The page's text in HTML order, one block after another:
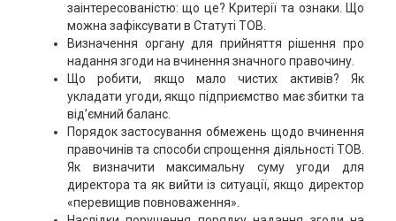
заінтересованістю: що це? Критерії та ознаки. Що
можна зафіксувати в Статуті ТОВ.
Визначення органу для прийняття рішення про
надання згоди на вчинення значного правочину.
Що робити, якщо мало чистих активів? Як
укладати угоди, якщо підприємство має збитки та
від’ємний баланс.
Порядок застосування обмежень щодо вчинення
правочинів та способи спрощення діяльності ТОВ.
Як визначити максимальну суму угоди для
директора та як вийти із ситуації, якщо директор
«перевищив повноваження».